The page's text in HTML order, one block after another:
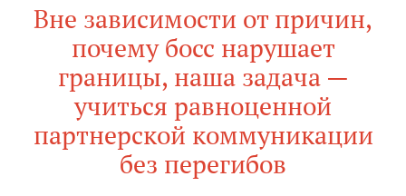
Вне зависимости от причин,
почему босс нарушает
границы, наша задача —
учиться равноценной
партнерской коммуникации
без перегибов